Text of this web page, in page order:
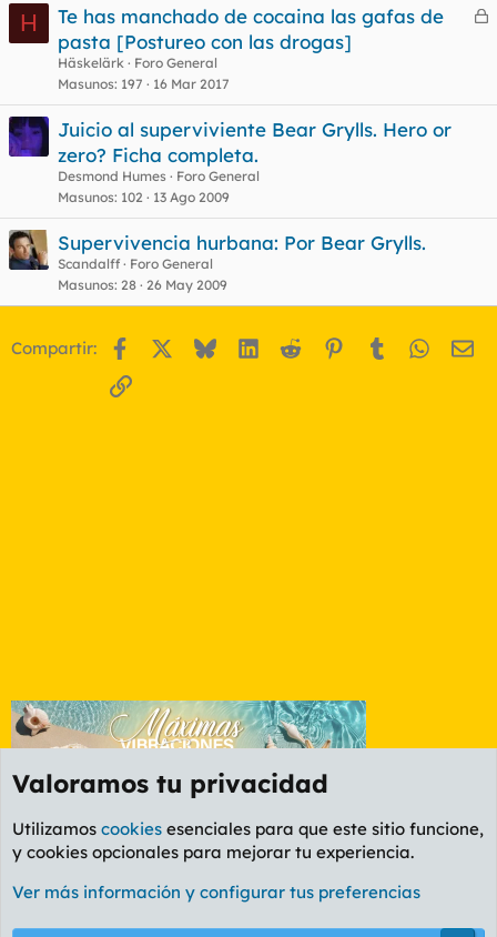
H
C
a
Te has manchado de cocaina las gafas de
pasta [Postureo con las drogas]
Häskelärk
Foro General
Masunos 197 16 Mar 2017
Juicio al superviviente Bear Grylls. Hero or
zero? Ficha completa.
Desmond Humes
Foro General
Masunos 102 13 Ago 2009
Supervivencia hurbana: Por Bear Grylls.
Scandalff
Foro General
Masunos 28 26 May 2009
Compartir: Facebook BlueskyLinkedIn
Reddit Pinterest
Tumblr
Enlace
Foro Cine
Cookies
PL OLDSTYLE AMARILLO
Valoramos tu privacidad
Utilizamos cookies esenciales para que este sitio funcione,
y cookies opcionales para mejorar tu experiencia.
Ver más información y configurar tus preferencias